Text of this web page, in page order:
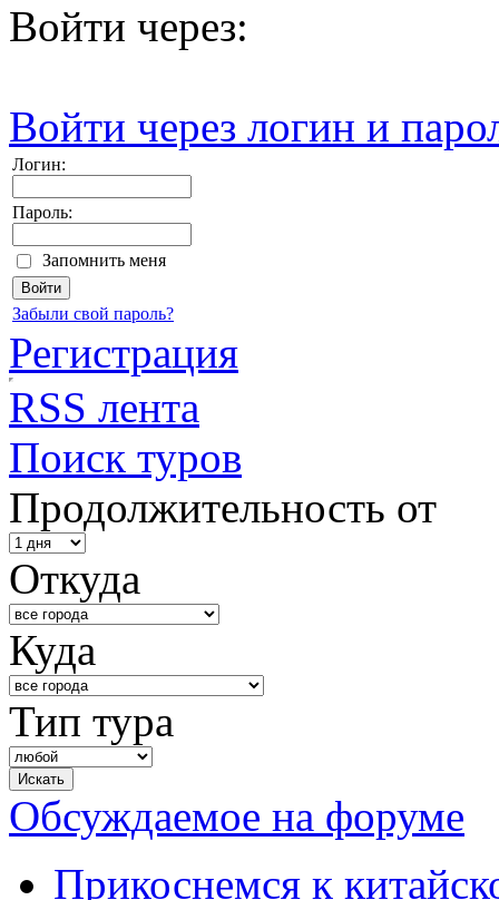
Войти через:
Войти через логин и
Логин:
Пароль:
Запомнить меня
Забыли свой пароль?
Регистрация
RSS лента
Поиск туров
Продолжительность от
Откуда
Куда
Тип тура
Обсуждаемое на форуме
Прикоснемся к